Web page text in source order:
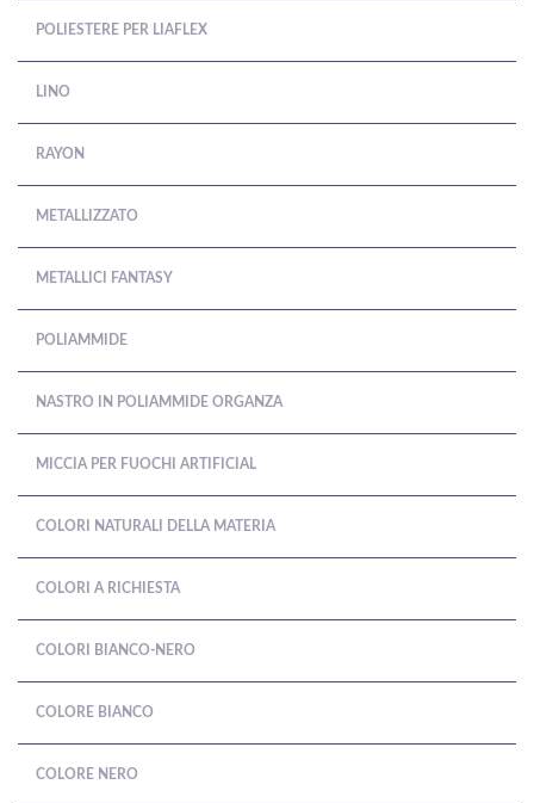
POLIESTERE PER LIAFLEX
LINO
RAYON
METALLIZZATO
METALLICI FANTASY
POLIAMMIDE
NASTRO IN POLIAMMIDE ORGANZA
MICCIA PER FUOCHI ARTIFICIAL
COLORI NATURALI DELLA MATERIA
COLORI A RICHIESTA
COLORI BIANCO-NERO
COLORE BIANCO
COLORE NERO